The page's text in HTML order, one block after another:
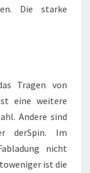
Die starke
Tragen von
eine weitere
Andere sind
derSpin. Im
nicht
ist die